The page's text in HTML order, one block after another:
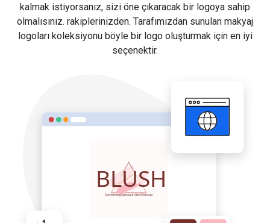
kalmak istiyorsanız, sizi öne çıkaracak bir logoya sahip
olmalısınız. rakiplerinizden. Tarafımızdan sunulan makyaj
logoları koleksiyonu böyle bir logo oluşturmak için en iyi
seçenektir.